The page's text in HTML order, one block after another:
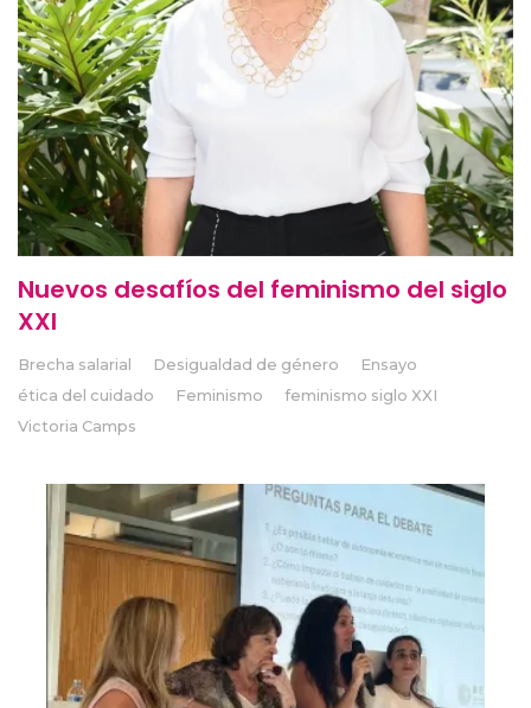
Nuevos desafíos del feminismo del siglo
XXI
Brecha salarial Desigualdad de género
Ensayo
ética del cuidado
Feminismo
feminismo siglo XXI
Victoria Camps